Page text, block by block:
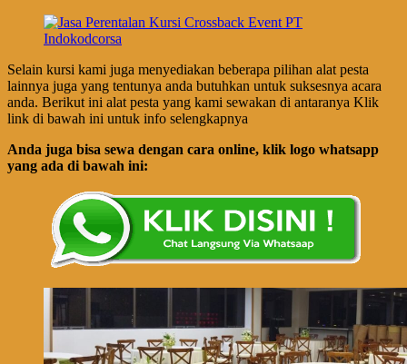
Selain kursi kami juga menyediakan beberapa pilihan alat pesta
lainnya juga yang tentunya anda butuhkan untuk suksesnya acara
anda. Berikut ini alat pesta yang kami sewakan di antaranya Klik
link di bawah ini untuk info selengkapnya
Anda juga bisa sewa dengan cara online, klik logo whatsapp
yang ada di bawah ini: